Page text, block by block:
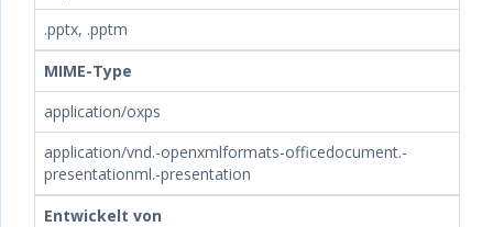
.pptx, .pptm
MIME-Type
application/oxps
application/vnd.-openxmlformats-officedocument.-
presentationml.-presentation
Entwickelt von